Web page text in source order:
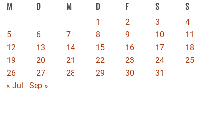
M D M D F S S
1 2 3
4
5
6 7 8 9 10
11
12
13 14 15 16 17
18
19
20 21 22 23 24
25
26
27 28 29 30
31
« Jul
Sep »